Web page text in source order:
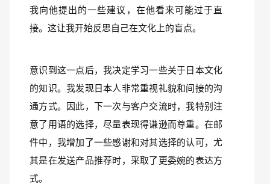
我向他提出的一些建议，在他看来可能过于直
接。这让我开始反思自己在文化上的盲点。
意识到这一点后，我决定学习一些关于日本文化
的知识。我发现日本人非常重视礼貌和间接的沟
通方式。因此，下一次与客户交流时，我特别注
意了用语的选择，尽量表现得谦逊而尊重。在邮
件中，我增加了一些感谢和对其选择的认可，尤
其是在发送产品推荐时，采取了更委婉的表达方
式。